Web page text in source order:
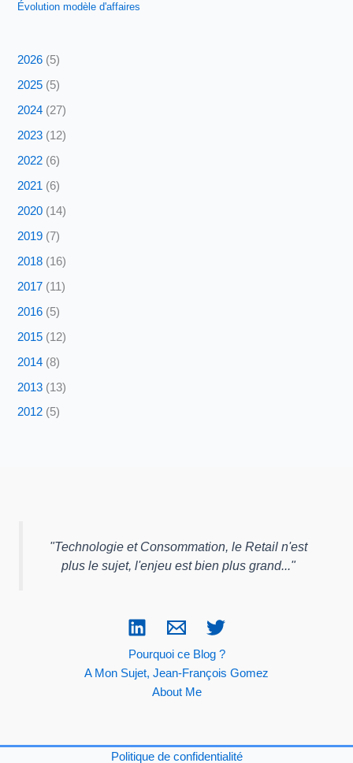
Évolution modèle d'affaires
2026 (5)
2025 (5)
2024 (27)
2023 (12)
2022 (6)
2021 (6)
2020 (14)
2019 (7)
2018 (16)
2017 (11)
2016 (5)
2015 (12)
2014 (8)
2013 (13)
2012 (5)
"Technologie et Consommation, le Retail n'est
plus le sujet, l'enjeu est bien plus grand..."
Pourquoi ce Blog ?
A Mon Sujet, Jean-François Gomez
About Me
Politique de confidentialité